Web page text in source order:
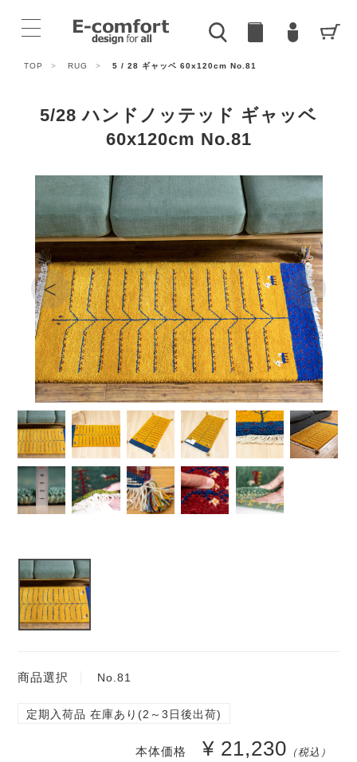
TOP > RUG > 5 / 28 ギャッベ 60x120cm No.81
5/28 ハンドノッテッド ギャッベ
60x120cm No.81
< >
商品選択 No.81
定期入荷品 在庫あり(2～3日後出荷)
本体価格 ¥ 21,230 （税込）